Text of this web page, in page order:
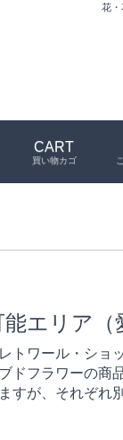
花・
CART
買い物カゴ
エリア（
トワール・ショ
ドフラワーの商
すが、それぞれ